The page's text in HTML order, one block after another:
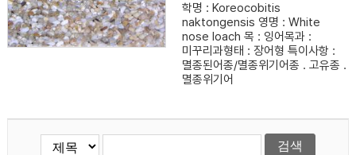
학명 : Koreocobitis
naktongensis 영명 : White
nose loach 목 : 잉어목과 :
미꾸리과형태 : 장어형 특이사항 :
멸종된어종/멸종위기어종 . 고유종 .
멸종위기어